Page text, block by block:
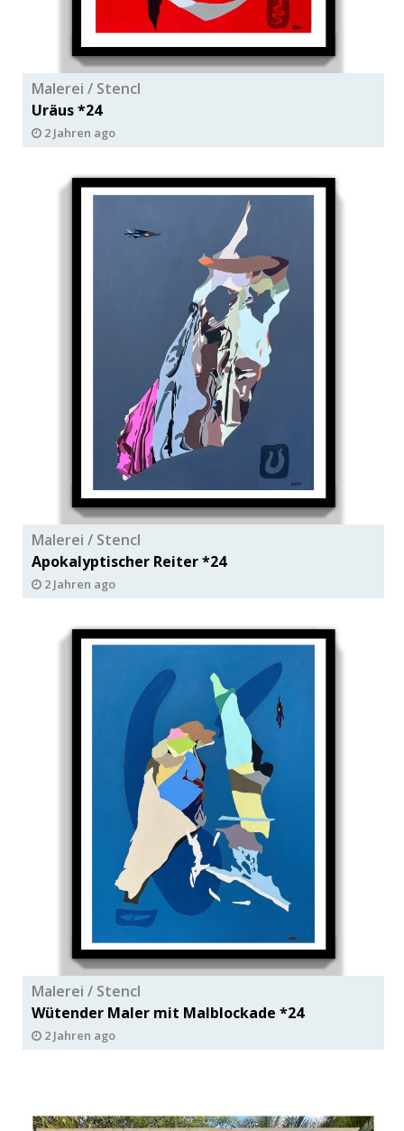
Malerei / Stencl
Uräus *24
2 Jahren ago
Malerei / Stencl
Apokalyptischer Reiter *24
2 Jahren ago
Malerei / Stencl
Wütender Maler mit Malblockade *24
2 Jahren ago